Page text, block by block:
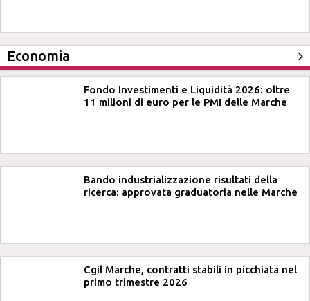
Economia
Fondo Investimenti e Liquidità 2026: oltre
11 milioni di euro per le PMI delle Marche
Bando industrializzazione risultati della
ricerca: approvata graduatoria nelle Marche
Cgil Marche, contratti stabili in picchiata nel
primo trimestre 2026